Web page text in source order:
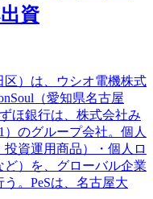
資
）は、ウシオ電機株式
（愛知県名古屋
ほ銀行は、株式会社み
のグループ会社。個人
資運用商品）・個人ロ
）を、グローバル企業
。PeSは、名古屋大